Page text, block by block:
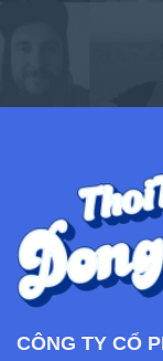
CÔNG TY CỔ